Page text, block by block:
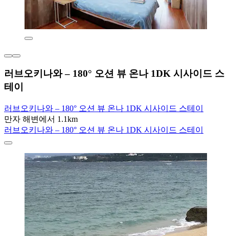
러브오키나와 – 180° 오션 뷰 온나 1DK 시사이드 스
테이
러브오키나와 – 180° 오션 뷰 온나 1DK 시사이드 스테이
만자 해변에서 1.1km
러브오키나와 – 180° 오션 뷰 온나 1DK 시사이드 스테이